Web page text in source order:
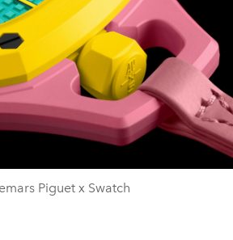
Piguet x Swatch